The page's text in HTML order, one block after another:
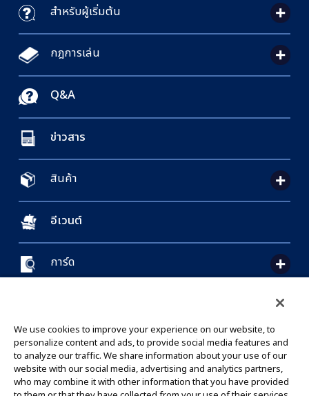
สำหรับผู้เริ่มต้น
กฎการเล่น
Q&A
ข่าวสาร
สินค้า
อีเวนต์
การ์ด
GLOBAL ENTRANCE
We use cookies to improve your experience on our website, to
personalize content and ads, to provide social media features and
to analyze our traffic. We share information about your use of our
website with our social media, advertising and analytics partners,
who may combine it with other information that you have provided